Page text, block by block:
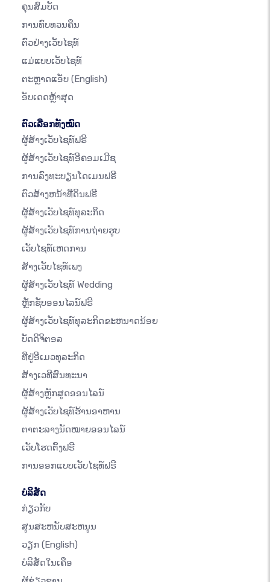
ຄຸນສົມບັດ
ການທົບທວນຄືນ
ຕົວຢ່າງເວັບໄຊທ໌
ແມ່ແບບເວັບໄຊທ໌
ຕະຫຼາດແອັບ (English)
ອັບເດດຫຼ້າສຸດ
ຕົວເລືອກທັງໝົດ
ຜູ້ສ້າງເວັບໄຊທ໌ຟຣີ
ຜູ້ສ້າງເວັບໄຊທ໌ອີຄອມເມີຊ
ການລົງທະບຽນໂດເມນຟຣີ
ຕົວສ້າງຫນ້າທີ່ດິນຟຣີ
ຜູ້ສ້າງເວັບໄຊທ໌ທຸລະກິດ
ຜູ້ສ້າງເວັບໄຊທ໌ການຖ່າຍຮູບ
ເວັບໄຊທ໌ເຫດການ
ສ້າງເວັບໄຊທ໌ເພງ
ຜູ້ສ້າງເວັບໄຊທ໌ Wedding
ຫຼັກຊັບອອນໄລນ໌ຟຣີ
ຜູ້ສ້າງເວັບໄຊທ໌ທຸລະກິດຂະຫນາດນ້ອຍ
ບັດດິຈິຕອລ
ທີ່ຢູ່ອີເມວທຸລະກິດ
ສ້າງເວທີສົນທະນາ
ຜູ້ສ້າງຫຼັກສູດອອນໄລນ໌
ຜູ້ສ້າງເວັບໄຊທ໌ຮ້ານອາຫານ
ຕາຕະລາງນັດໝາຍອອນໄລນ໌
ເວັບໂຮດຕິ້ງຟຣີ
ການອອກແບບເວັບໄຊທ໌ຟຣີ
ບໍລິສັດ
ກ່ຽວກັບ
ສູນສະຫນັບສະຫນູນ
ວຽກ (English)
ບໍລິສັດໃນເຄືອ